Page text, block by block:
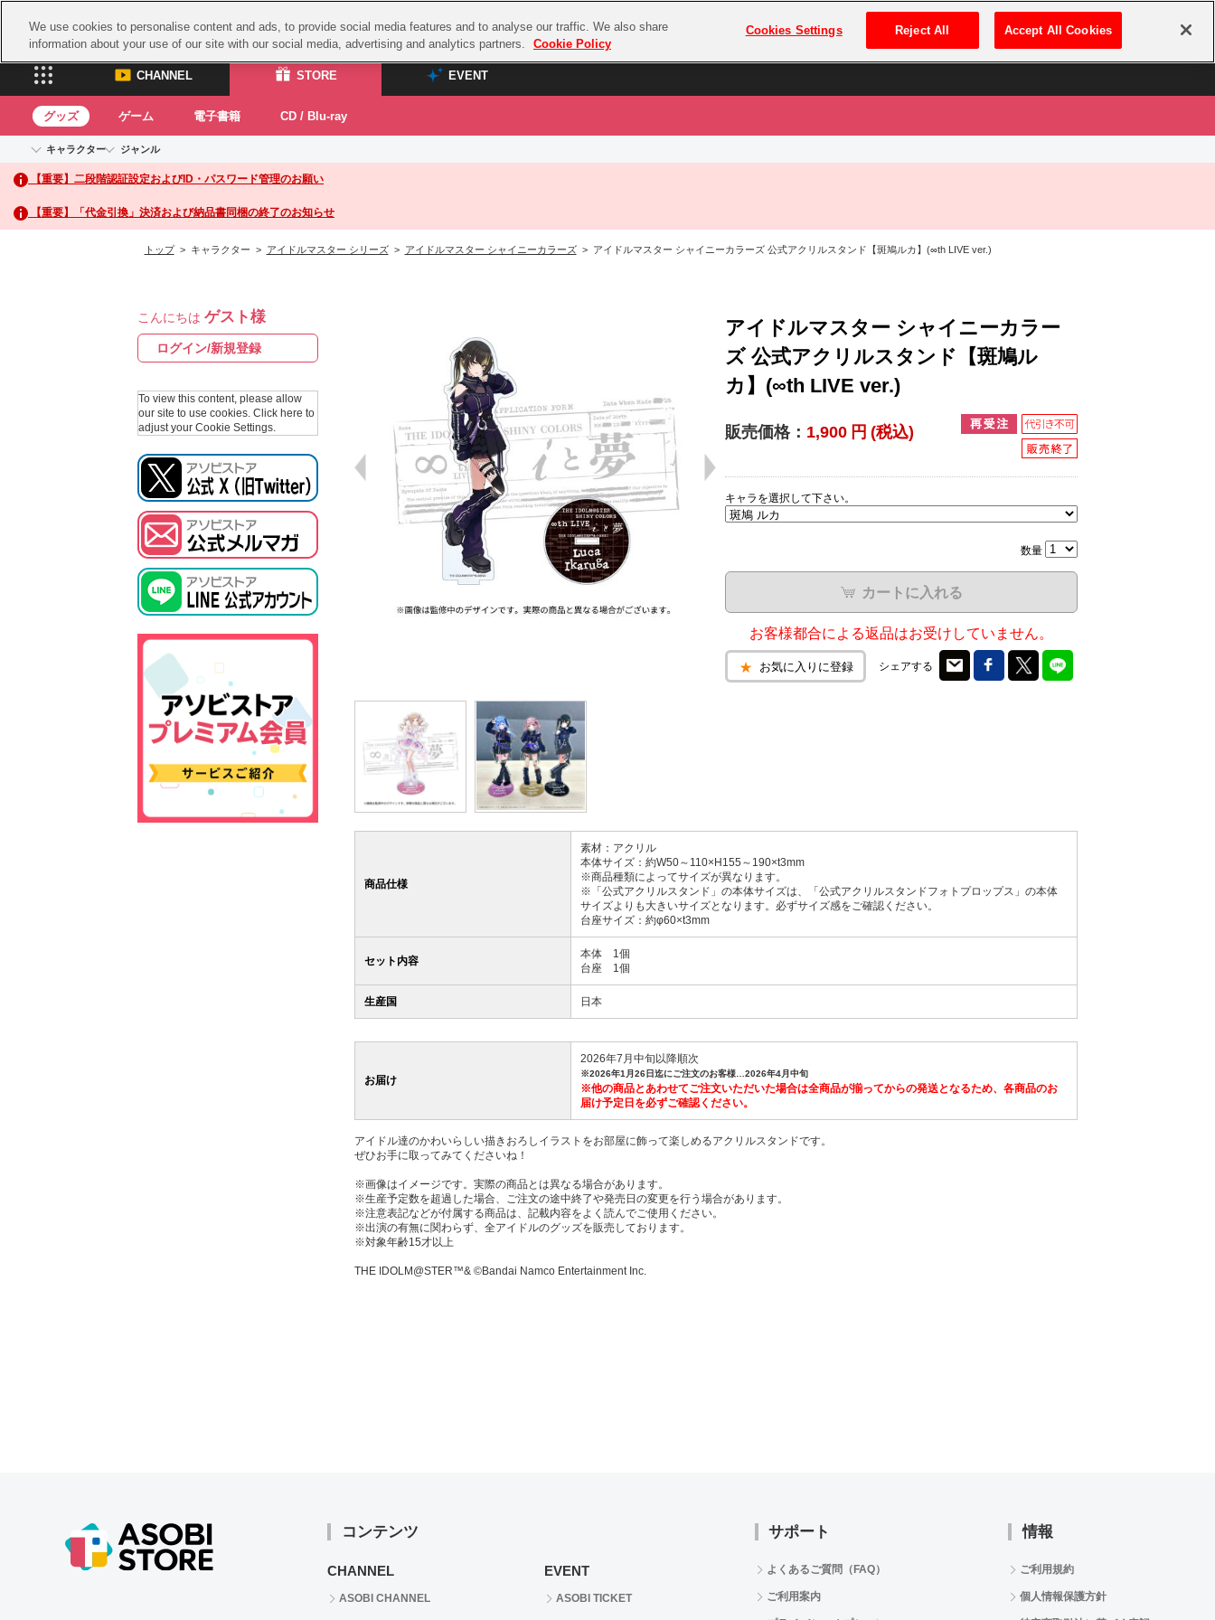
プレミアム会員とは ログイン・新規登録
CHANNEL STORE EVENT
CHANNEL
ASOBI CHANNEL TOP
STORE
ASOBI STORE TOP
グッズ
EVENT
ASOBI STAGE
グッズ ゲーム 電子書籍 CD / Blu-ray
キャラクター
アイドルマスターシリーズ
アイドルマスター
アイドルマスター シンデレラガールズ
アイドルマスター ミリオンライブ！
プロジェクトアイマス ヴイアライヴ
テイルズ オブ シリーズ
ガンダムシリーズ
ドラゴンボール
ラブライブ！サンシャイン‼
ラブライブ！虹ヶ咲学園スクールアイドル同好会
ジャンル
イベントグッズ
トイ・ホビー
【重要】二段階認証設定およびID・パスワード管理のお願い
【重要】「代金引換」決済および納品書同梱の終了のお知らせ
トップ> キャラクター > アイドルマスター シリーズ> アイドルマスター シャイニーカラーズ> アイドルマスター シャイニーカラーズ 公式アクリルスタンド【斑鳩ルカ】(∞th LIVE ver.)
こんにちは ゲスト様
ログイン/新規登録
To view this content, please allow
our site to use cookies. Click here to
adjust your Cookie Settings.
アイドルマスター シャイニーカラー
ズ 公式アクリルスタンド【斑鳩ル
カ】(∞th LIVE ver.)
販売価格： 1,900 円 (税込)
キャラを選択して下さい。
数量
カートに入れる
お客様都合による返品はお受けしていません。
お気に入りに登録 シェアする
商品仕様
素材：アクリル
本体サイズ：約W50～110×H155～190×t3mm
※商品種類によってサイズが異なります。
※「公式アクリルスタンド」の本体サイズは、「公式アクリルスタンドフォトプロップス」の本体
サイズよりも大きいサイズとなります。必ずサイズ感をご確認ください。
台座サイズ：約φ60×t3mm
セット内容
本体 1個
台座 1個
生産国 日本
お届け
2026年7月中旬以降順次
※2026年1月26日迄にご注文のお客様…2026年4月中旬
※他の商品とあわせてご注文いただいた場合は全商品が揃ってからの発送となるため、各商品のお
届け予定日を必ずご確認ください。
アイドル達のかわいらしい描きおろしイラストをお部屋に飾って楽しめるアクリルスタンドです。
ぜひお手に取ってみてくださいね！
※画像はイメージです。実際の商品とは異なる場合があります。
※生産予定数を超過した場合、ご注文の途中終了や発売日の変更を行う場合があります。
※注意表記などが付属する商品は、記載内容をよく読んでご使用ください。
※出演の有無に関わらず、全アイドルのグッズを販売しております。
※対象年齢15才以上
THE IDOLM@STER™& ©Bandai Namco Entertainment Inc.
コンテンツ
CHANNEL
ASOBI CHANNEL
EVENT
ASOBI TICKET
サポート
よくあるご質問（FAQ）
ご利用案内
情報
ご利用規約
個人情報保護方針
We use cookies to personalise content and ads, to provide social media features and to analyse our traffic. We also share
information about your use of our site with our social media, advertising and analytics partners.
Cookie Policy
Cookies Settings Reject All Accept All Cookies